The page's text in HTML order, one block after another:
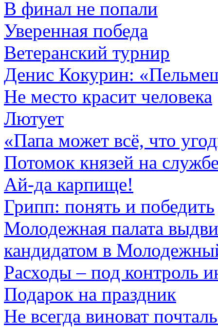
В финал не попали
Уверенная победа
Ветеранский турнир
Денис Кокурин:
Не место красит человека
Лютует
«Папа может всё, что
Потомок князей на
Ай-да карпище!
Грипп: понять и победить
Молодежная палата
кандидатом в
Расходы – под контроль
Подарок на праздник
Не всегда виноват